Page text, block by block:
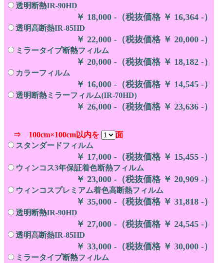
透明断熱IR-90HD
￥ 18,000 -（税抜価格 ￥ 16,364 -）
透明高断熱IR-85HD
￥ 22,000 -（税抜価格 ￥ 20,000 -）
ミラータイプ断熱フィルム
￥ 20,000 -（税抜価格 ￥ 18,182 -）
カラーフィルム
￥ 16,000 -（税抜価格 ￥ 14,545 -）
透明断熱ミラーフィルム(IR-70HD)
￥ 26,000 -（税抜価格 ￥ 23,636 -）
⇒ 100cm×100cm以内を
面
スタンダードフィルム
￥ 17,000 -（税抜価格 ￥ 15,455 -）
ウィンコス3年保証着色断熱フィルム
￥ 23,000 -（税抜価格 ￥ 20,909 -）
ウィンコスプレミアム着色高断熱フィルム
￥ 35,000 -（税抜価格 ￥ 31,818 -）
透明断熱IR-90HD
￥ 27,000 -（税抜価格 ￥ 24,545 -）
透明高断熱IR-85HD
￥ 33,000 -（税抜価格 ￥ 30,000 -）
ミラータイプ断熱フィルム